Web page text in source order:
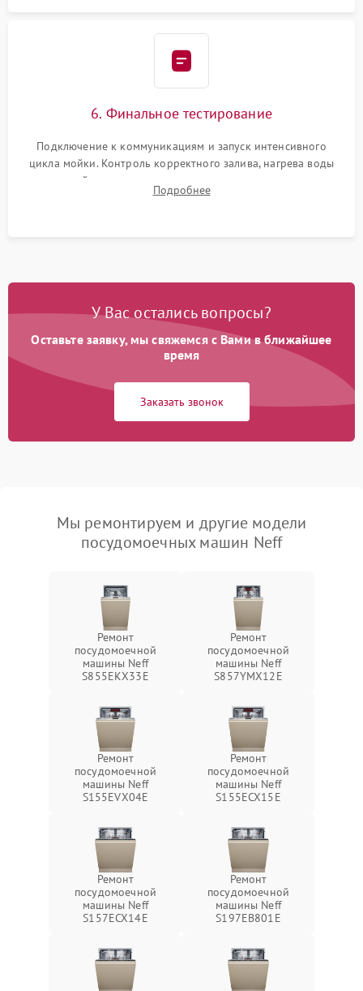
6. Финальное тестирование
Подключение к коммуникациям и запуск интенсивного
цикла мойки. Контроль корректного залива, нагрева воды
до нужной температуры, отсутствия посторонних шумов,
штатного слива и абсолютной сухости в поддоне.
Подробнее
У Вас остались вопросы?
Оставьте заявку, мы свяжемся с Вами в ближайшее
время
Заказать звонок
Мы ремонтируем и другие модели
посудомоечных машин Neff
Ремонт
посудомоечной
машины Neff
S855EKX33E
Ремонт
посудомоечной
машины Neff
S857YMX12E
Ремонт
посудомоечной
машины Neff
S155EVX04E
Ремонт
посудомоечной
машины Neff
S155ECX15E
Ремонт
посудомоечной
машины Neff
S157ECX14E
Ремонт
посудомоечной
машины Neff
S197EB801E